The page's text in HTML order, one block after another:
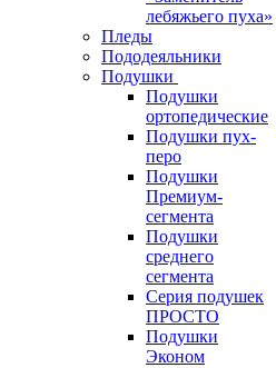
лебяжьего пуха»
Пледы
Пододеяльники
Подушки
Подушки
ортопедические
Подушки пух-
перо
Подушки
Премиум-
сегмента
Подушки
среднего
сегмента
Серия подушек
ПРОСТО
Подушки
Эконом